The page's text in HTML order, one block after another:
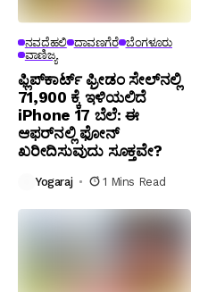
ನವದೆಹಲಿ ದಾವಣಗೆರೆ ಬೆಂಗಳೂರು
ವಾಣಿಜ್ಯ
ಫ್ಲಿಪ್‌ಕಾರ್ಟ್ ಫ್ರೀಡಂ ಸೇಲ್‌ನಲ್ಲಿ
₹71,900 ಕ್ಕೆ ಇಳಿಯಲಿದೆ
iPhone 17 ಬೆಲೆ: ಈ
ಆಫರ್‌ನಲ್ಲಿ ಫೋನ್
ಖರೀದಿಸುವುದು ಸೂಕ್ತವೇ?
Yogaraj 1 Mins Read